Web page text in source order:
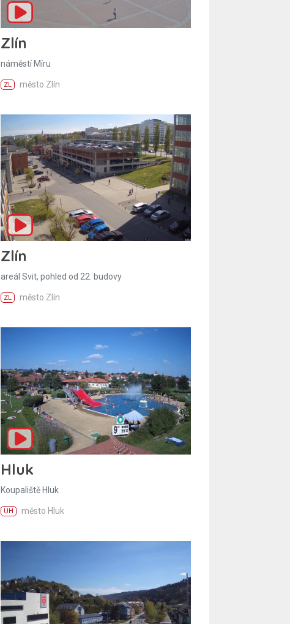
Zlín
náměstí Míru
ZL město Zlín
Zlín
areál Svit, pohled od 22. budovy
ZL město Zlín
Hluk
Koupaliště Hluk
UH město Hluk